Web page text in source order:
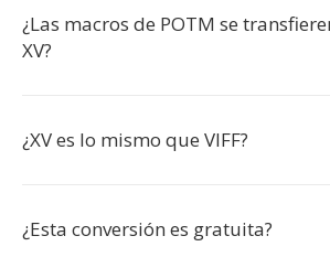
¿Las macros de POTM se
XV?
¿XV es lo mismo que VIFF?
¿Esta conversión es gratuita?